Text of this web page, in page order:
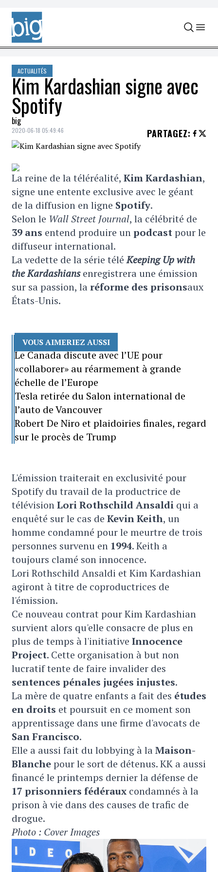
Skip to content
ACTUALITÉS
Kim Kardashian signe avec
Spotify
big
2020-06-18 05:49:46 PARTAGEZ:
La reine de la téléréalité, Kim Kardashian,
signe une entente exclusive avec le géant
de la diffusion en ligne Spotify.
Selon le Wall Street Journal, la célébrité de
39 ans entend produire unpodcastpour le
diffuseur international.
La vedette de la série téléKeeping Up with
the Kardashiansenregistrera une émission
sur sa passion, laréforme des prisonsaux
États-Unis.
VOUS AIMERIEZ AUSSI
Le Canada discute avec l’UE pour
«collaborer» au réarmement à grande
échelle de l’Europe
Tesla retirée du Salon international de
l’auto de Vancouver
Robert De Niro et plaidoiries finales, regard
sur le procès de Trump
L'émission traiterait en exclusivité pour
Spotify du travail de la productrice de
télévisionLori Rothschild Ansaldi qui a
enquêté sur le cas de Kevin Keith, un
homme condamné pour le meurtre de trois
personnes survenu en 1994. Keith a
toujours clamé son innocence.
Lori Rothschild Ansaldi et Kim Kardashian
agiront à titre de coproductrices de
l'émission.
Ce nouveau contrat pour Kim Kardashian
survient alors qu'elle consacre de plus en
plus de temps à l'initiative Innocence
Project. Cette organisation à but non
lucratif tente de faire invalider des
sentences pénales jugées injustes.
La mère de quatre enfants a fait des études
en droits et poursuit en ce moment son
apprentissage dans une firme d'avocats de
San Francisco.
Elle a aussi fait du lobbying à laMaison-
Blanchepour le sort de détenus. KK a aussi
financé le printemps dernier la défense de
17 prisonniers fédéraux condamnés à la
prison à vie dans des causes de trafic de
drogue.
Photo : Cover Images